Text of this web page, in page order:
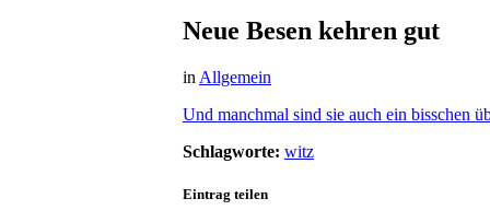
Neue Besen kehren gut
in Allgemein
Und manchmal sind sie auch ein bisschen
Schlagworte: witz
Eintrag teilen